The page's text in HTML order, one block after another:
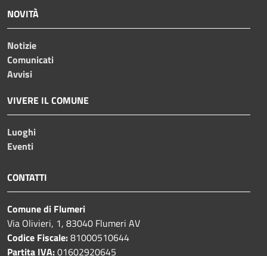
NOVITÀ
Notizie
Comunicati
Avvisi
VIVERE IL COMUNE
Luoghi
Eventi
CONTATTI
Comune di Flumeri
Via Olivieri, 1, 83040 Flumeri AV
Codice Fiscale:81000510644
Partita IVA:01602920645